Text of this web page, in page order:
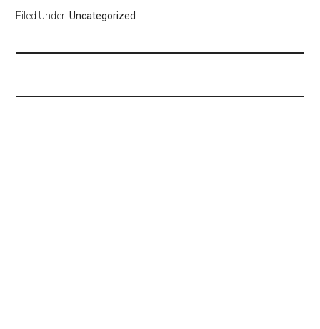
Filed Under:Uncategorized